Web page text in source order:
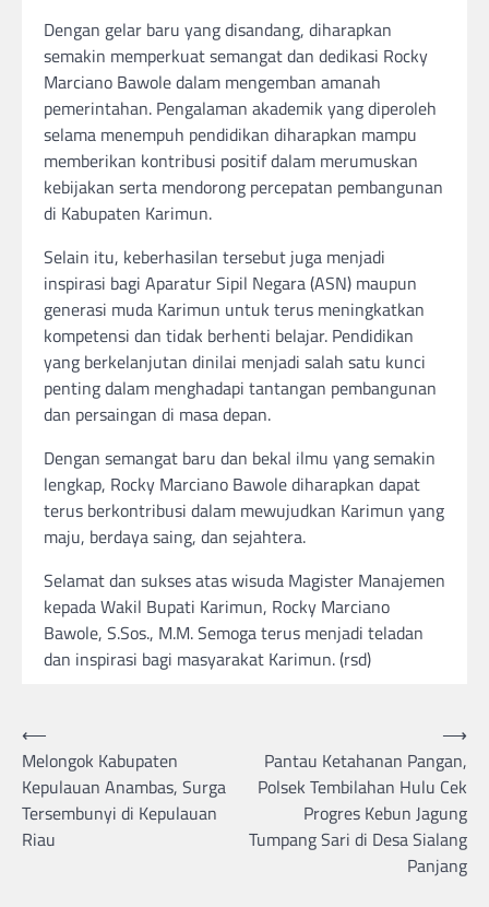
Dengan gelar baru yang disandang, diharapkan
semakin memperkuat semangat dan dedikasi Rocky
Marciano Bawole dalam mengemban amanah
pemerintahan. Pengalaman akademik yang diperoleh
selama menempuh pendidikan diharapkan mampu
memberikan kontribusi positif dalam merumuskan
kebijakan serta mendorong percepatan pembangunan
di Kabupaten Karimun.
Selain itu, keberhasilan tersebut juga menjadi
inspirasi bagi Aparatur Sipil Negara (ASN) maupun
generasi muda Karimun untuk terus meningkatkan
kompetensi dan tidak berhenti belajar. Pendidikan
yang berkelanjutan dinilai menjadi salah satu kunci
penting dalam menghadapi tantangan pembangunan
dan persaingan di masa depan.
Dengan semangat baru dan bekal ilmu yang semakin
lengkap, Rocky Marciano Bawole diharapkan dapat
terus berkontribusi dalam mewujudkan Karimun yang
maju, berdaya saing, dan sejahtera.
Selamat dan sukses atas wisuda Magister Manajemen
kepada Wakil Bupati Karimun, Rocky Marciano
Bawole, S.Sos., M.M. Semoga terus menjadi teladan
dan inspirasi bagi masyarakat Karimun. (rsd)
Post
navigation
⟵
Melongok Kabupaten
Kepulauan Anambas, Surga
Tersembunyi di Kepulauan
Riau
Pantau Ketahanan Pangan,
Polsek Tembilahan Hulu Cek
Progres Kebun Jagung
Tumpang Sari di Desa Sialang
Panjang
⟶